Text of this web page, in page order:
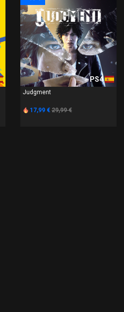
PS4
Judgment
17,99 € 29,99 €